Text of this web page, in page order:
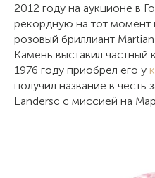
2012 году на аукционе в
рекордную на тот момент
розовый бриллиант
Камень выставил частный
1976 году приобрел его у
получил название в
Landersс с миссией на